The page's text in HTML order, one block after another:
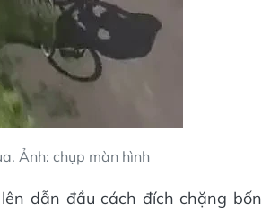
Ảnh: chụp màn hình
dẫn đầu cách đích chặng bốn